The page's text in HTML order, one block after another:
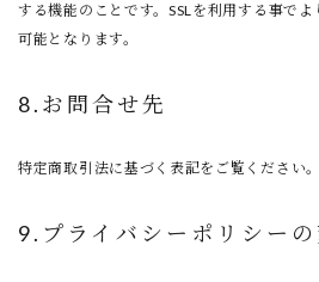
する機能のことです。SSLを利用する事で
可能となります。
8.お問合せ先
特定商取引法に基づく表記をご覧ください。
9.プライバシーポリシーの